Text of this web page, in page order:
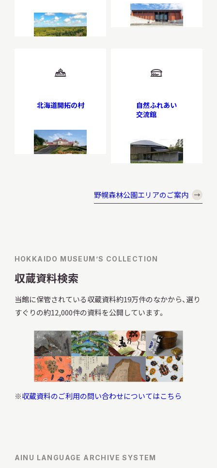
北海道開拓の村
自然ふれあい
交流館
野幌森林公園エリアのご案内
HOKKAIDO MUSEUM’S COLLECTION
収蔵資料検索
当館に保管されている収蔵資料約19万件のなかから、選り
すぐりの約12,000件の資料を公開しています。
収蔵資料のご利用の問い合わせについてはこちら
AINU LANGUAGE ARCHIVE SYSTEM